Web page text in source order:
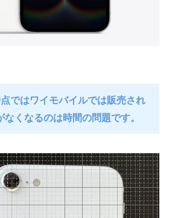
ではワイモバイルでは販売され
くなるのは時間の問題です。